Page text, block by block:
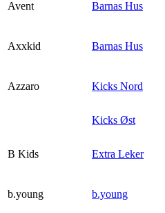
Avent Barnas Hus
Axxkid Barnas Hus
Azzaro Kicks Nord
Kicks Øst
B Kids Extra Leker
b.young b.young